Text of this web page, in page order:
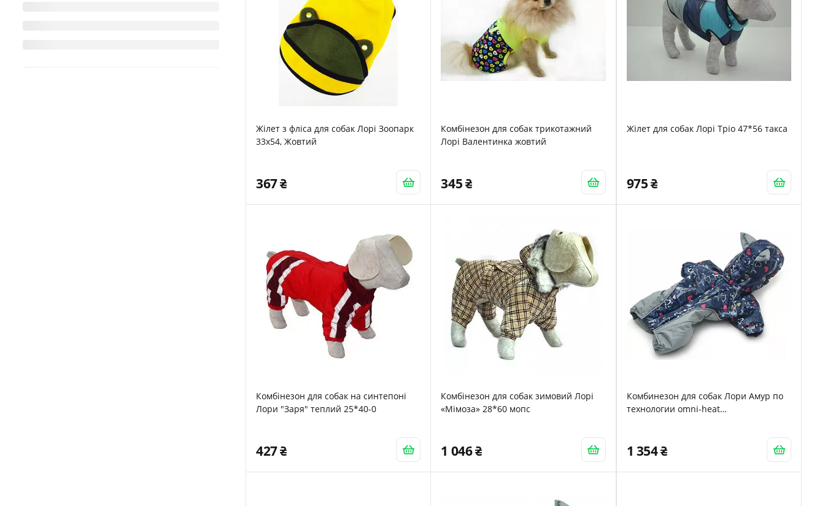
Жілет з фліса для собак Лорі Зоопарк
33х54, Жовтий
367
Комбінезон для собак трикотажний
Лорі Валентинка жовтий
345
Жілет для собак Лорі Тріо 47*56 такса
975
Комбінезон для собак на синтепоні
Лори "Заря" теплий 25*40-0
427
Комбінезон для собак зимовий Лорі
«Мімоза» 28*60 мопс
1 046
Комбинезон для собак Лори Амур по
технологии omni-heat
1 354